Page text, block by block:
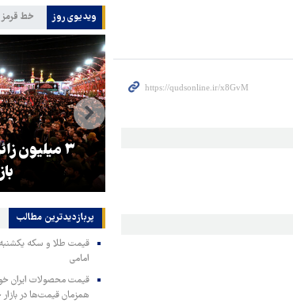
ویدیوی روز خط قرمز
۳ میلیون
پربازدیدترین‌ مطالب
امامی
همزمان قیمت‌ها در بازار